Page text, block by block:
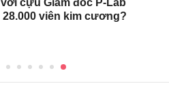
cựu Giám đốc P-Lab
viên kim cương?